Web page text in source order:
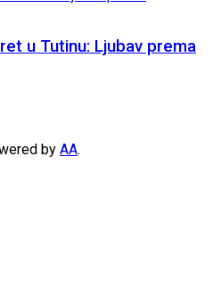
u Tutinu: Ljubav prema
by AA.